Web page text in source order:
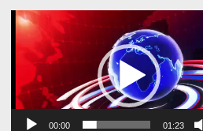
Pemutar
Video
00:00 01:23